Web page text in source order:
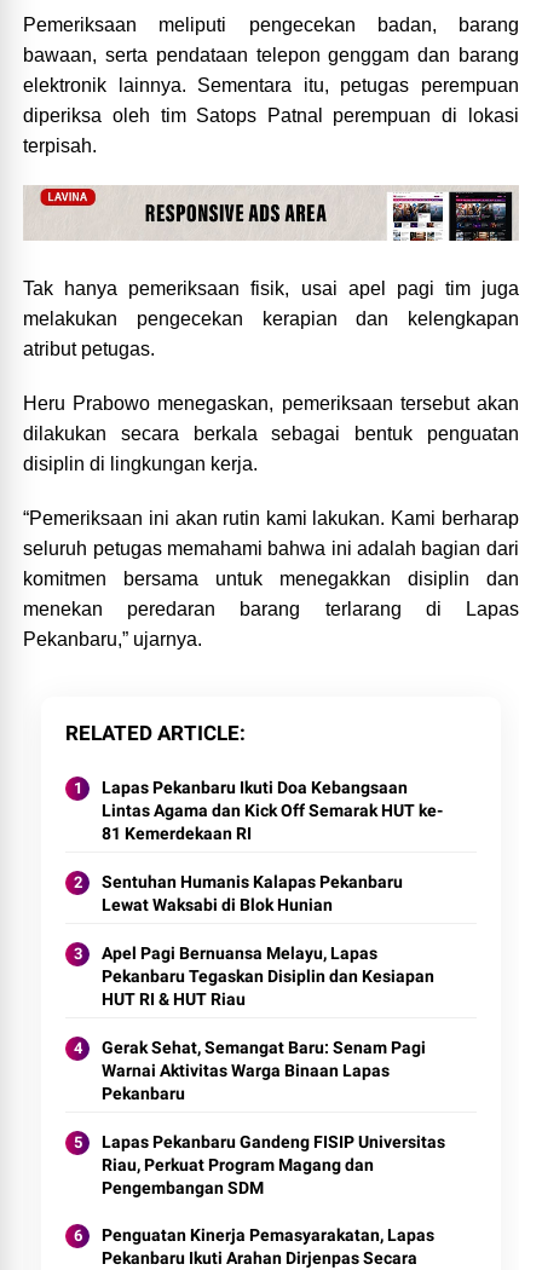
Pemeriksaan meliputi pengecekan badan, barang
bawaan, serta pendataan telepon genggam dan barang
elektronik lainnya. Sementara itu, petugas perempuan
diperiksa oleh tim Satops Patnal perempuan di lokasi
terpisah.
Tak hanya pemeriksaan fisik, usai apel pagi tim juga
melakukan pengecekan kerapian dan kelengkapan
atribut petugas.
Heru Prabowo menegaskan, pemeriksaan tersebut akan
dilakukan secara berkala sebagai bentuk penguatan
disiplin di lingkungan kerja.
“Pemeriksaan ini akan rutin kami lakukan. Kami berharap
seluruh petugas memahami bahwa ini adalah bagian dari
komitmen bersama untuk menegakkan disiplin dan
menekan peredaran barang terlarang di Lapas
Pekanbaru,” ujarnya.
RELATED ARTICLE
Lapas Pekanbaru Ikuti Doa Kebangsaan
Lintas Agama dan Kick Off Semarak HUT ke-
81 Kemerdekaan RI
Sentuhan Humanis Kalapas Pekanbaru
Lewat Waksabi di Blok Hunian
Apel Pagi Bernuansa Melayu, Lapas
Pekanbaru Tegaskan Disiplin dan Kesiapan
HUT RI & HUT Riau
Gerak Sehat, Semangat Baru: Senam Pagi
Warnai Aktivitas Warga Binaan Lapas
Pekanbaru
Lapas Pekanbaru Gandeng FISIP Universitas
Riau, Perkuat Program Magang dan
Pengembangan SDM
Penguatan Kinerja Pemasyarakatan, Lapas
Pekanbaru Ikuti Arahan Dirjenpas Secara